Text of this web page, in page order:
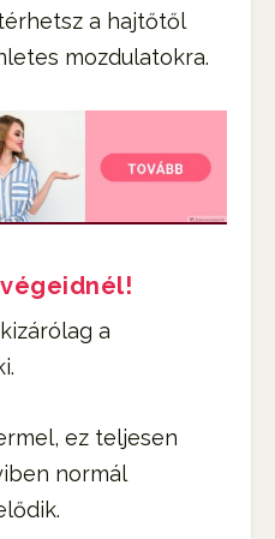
a hajtőtől
mozdulatokra.
a
ez teljesen
normál